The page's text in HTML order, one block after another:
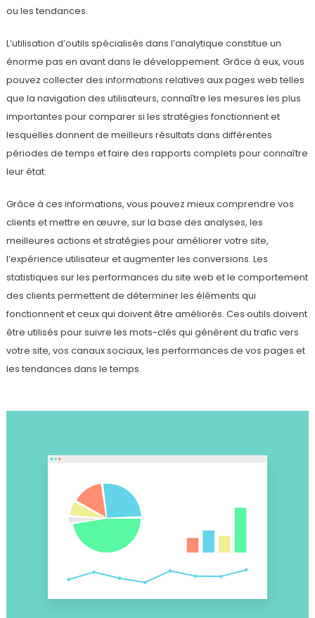
ou les tendances.
L’utilisation d’outils spécialisés dans l’analytique constitue un
énorme pas en avant dans le développement. Grâce à eux, vous
pouvez collecter des informations relatives aux pages web telles
que la navigation des utilisateurs, connaître les mesures les plus
importantes pour comparer si les stratégies fonctionnent et
lesquelles donnent de meilleurs résultats dans différentes
périodes de temps et faire des rapports complets pour connaître
leur état.
Grâce à ces informations, vous pouvez mieux comprendre vos
clients et mettre en œuvre, sur la base des analyses, les
meilleures actions et stratégies pour améliorer votre site,
l’expérience utilisateur et augmenter les conversions. Les
statistiques sur les performances du site web et le comportement
des clients permettent de déterminer les éléments qui
fonctionnent et ceux qui doivent être améliorés. Ces outils doivent
être utilisés pour suivre les mots-clés qui génèrent du trafic vers
votre site, vos canaux sociaux, les performances de vos pages et
les tendances dans le temps.